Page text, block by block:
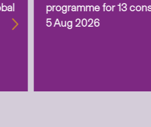
programme for 13
5 Aug 2026